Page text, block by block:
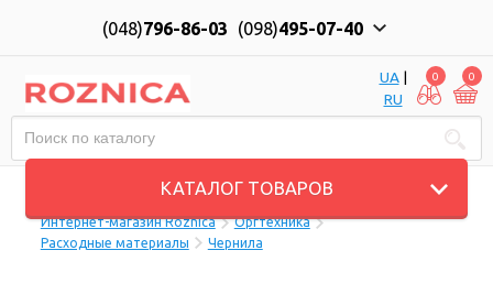
(048)796-86-03 (098)495-07-40
UA|
RU
0 0
КАТАЛОГ ТОВАРОВ
Интернет-магазин Roznica
Оргтехника
Расходные материалы
Чернила